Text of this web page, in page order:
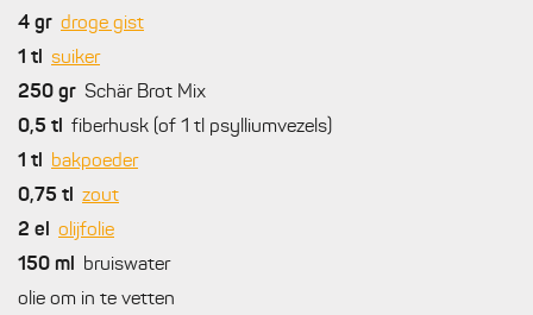
4 gr droge gist
1 tl
suiker
250 gr Schär Brot Mix
0,5 tl
fiberhusk (of 1 tl psylliumvezels)
1 tl
bakpoeder
0,75 tl
zout
2 el
olijfolie
150 ml
bruiswater
olie om in te vetten